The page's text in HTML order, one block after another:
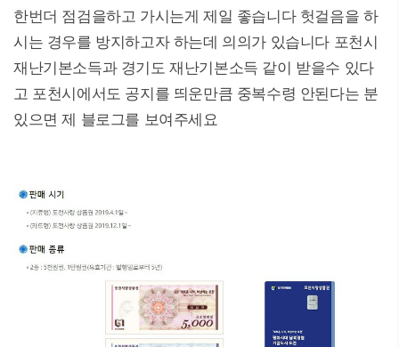
한번더 점검을하고 가시는게 제일 좋습니다 헛걸음을 하
시는 경우를 방지하고자 하는데 의의가 있습니다 포천시
재난기본소득과 경기도 재난기본소득 같이 받을수 있다
고 포천시에서도 공지를 띄운만큼 중복수령 안된다는 분
있으면 제 블로그를 보여주세요